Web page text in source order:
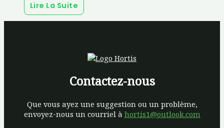
Lire La Suite
Contactez-nous
Que vous ayez une suggestion ou un problème,
envoyez-nous un courriel à hortis1@outlook.com